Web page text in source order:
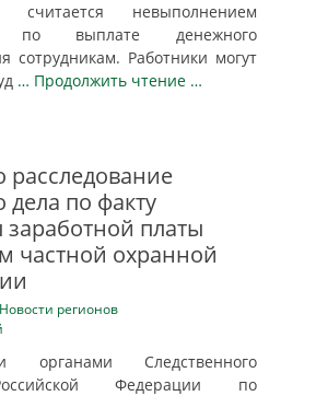
считается невыполнением
по выплате денежного
сотрудникам. Работники могут
… Продолжить чтение …
дела по факту
платы
частной охранной
Новости регионов
органами Следственного
Федерации по